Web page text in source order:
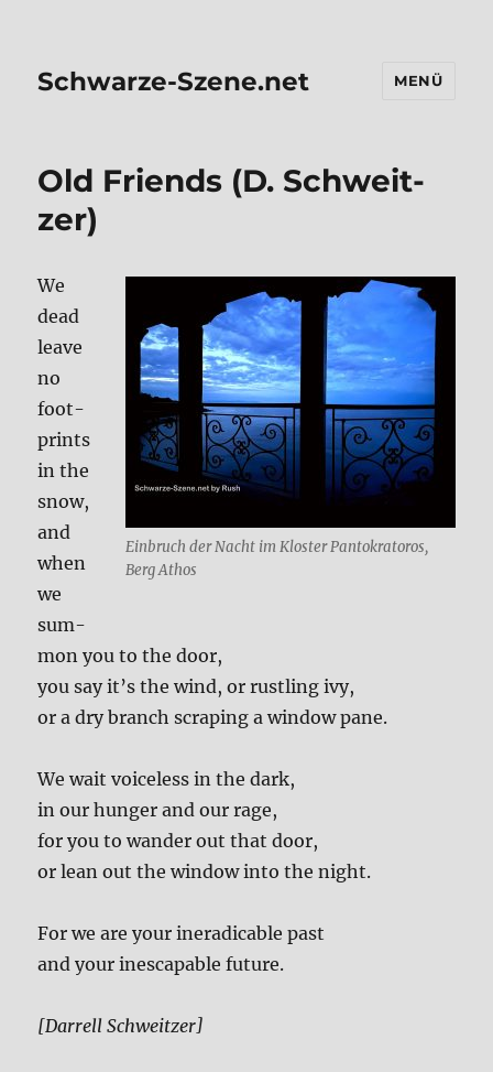
Schwarze-Szene.net MENÜ
Old Fri­ends (D. Schweit­
zer)
Ein­bruch der Nacht im Klo­ster Pan­to­kra­to­ros,
Berg Athos
We
dead
lea­ve
no
foot­
prints
in the
snow,
and
when
we
sum­
mon you to the door,
you say it’s the wind, or rust­ling ivy,
or a dry branch scra­ping a win­dow pane.
We wait voice­l­ess in the dark,
in our hun­ger and our rage,
for you to wan­der out that door,
or lean out the win­dow into the night.
For we are your ine­ra­di­ca­ble past
and your ine­s­ca­pa­ble future.
[Dar­rell Schweit­zer]